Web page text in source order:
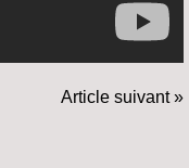
Article suivant »